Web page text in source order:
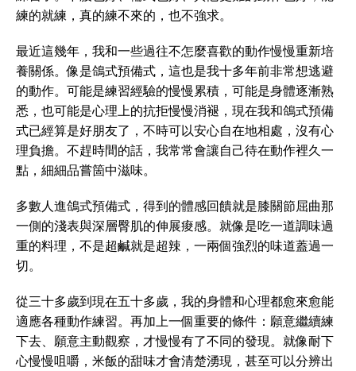
練的就練，真的練不來的，也不強求。
最近這幾年，我和一些過往不怎麼喜歡的動作慢慢重新培
養關係。像是鴿式預備式，這也是我十多年前非常想逃避
的動作。可能是練習經驗的慢慢累積，可能是身體逐漸熟
悉，也可能是心理上的抗拒慢慢消褪，現在我和鴿式預備
式已經算是好朋友了，不時可以安心自在地相處，沒有心
理負擔。不趕時間的話，我常常會讓自己待在動作裡久一
點，細細品嘗箇中滋味。
多數人進鴿式預備式，得到的體感回饋就是膝關節屈曲那
一側的淺表與深層臀肌的伸展痠感。就像是吃一道調味過
重的料理，不是超鹹就是超辣，一兩個強烈的味道蓋過一
切。
從三十多歲到現在五十多歲，我的身體和心理都愈來愈能
適應各種動作練習。再加上一個重要的條件：願意繼續練
下去、願意主動觀察，才慢慢有了不同的發現。就像耐下
心慢慢咀嚼，米飯的甜味才會清楚湧現，甚至可以分辨出